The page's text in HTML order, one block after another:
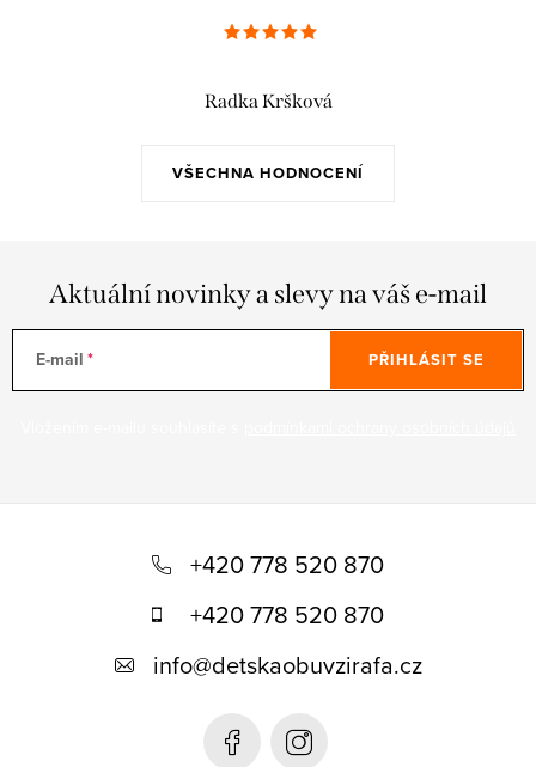
VŠECHNA HODNOCENÍ
Radka Kršková
Aktuální novinky a slevy na váš e-mail
E-mail PŘIHLÁSIT SE
+420 778 520 870
+420 778 520 870
info@detskaobuvzirafa.cz